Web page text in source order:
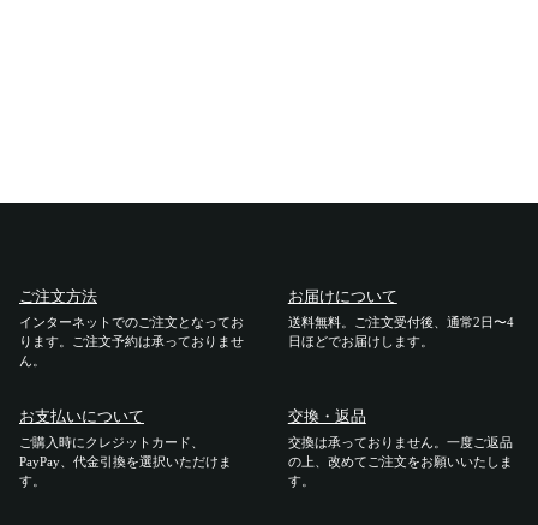
修理 ・保証
ギフト用ラッピング
よくあるご質問・お問い合わせ
アカウント
ご注文方法
インターネットでのご注文となってお
ります。ご注文予約は承っておりませ
ん。
お届けについて
送料無料。ご注文受付後、通常2日〜4
日ほどでお届けします。
お支払いについて
ご購入時にクレジットカード、
PayPay、代金引換を選択いただけま
す。
交換・返品
交換は承っておりません。一度ご返品
の上、改めてご注文をお願いいたしま
す。